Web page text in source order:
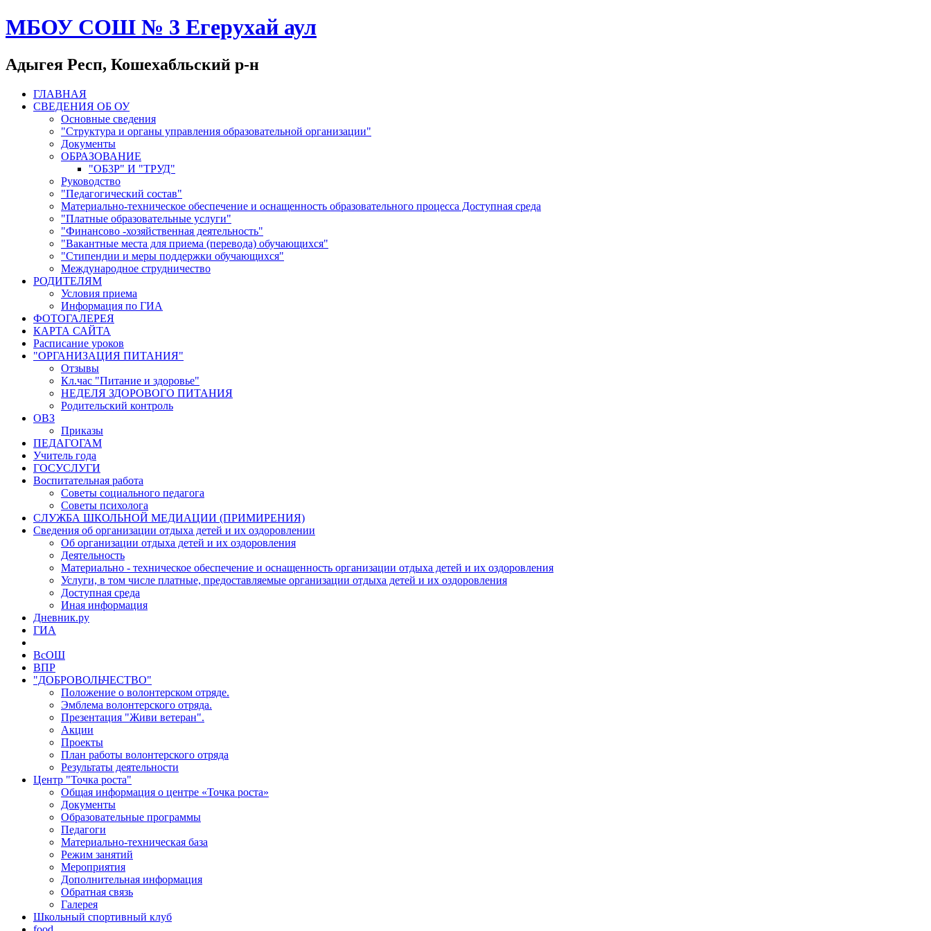
МБОУ СОШ № 3 Егерухай аул
Адыгея Респ, Кошехабльский р-н
ГЛАВНАЯ
СВЕДЕНИЯ ОБ ОУ
Основные сведения
"Структура и органы управления образовательной организации"
Документы
ОБРАЗОВАНИЕ
"ОБ3Р" И "ТРУД"
Руководство
"Педагогический состав"
Материально-техническое обеспечение и оснащенность образовательного процесса Доступная среда
"Платные образовательные услуги"
"Финансово -хозяйственная деятельность"
"Вакантные места для приема (перевода) обучающихся"
"Стипендии и меры поддержки обучающихся"
Международное струдничество
РОДИТЕЛЯМ
Условия приема
Информация по ГИА
ФОТОГАЛЕРЕЯ
КАРТА САЙТА
Расписание уроков
"ОРГАНИЗАЦИЯ ПИТАНИЯ"
Отзывы
Кл.час "Питание и здоровье"
НЕДЕЛЯ ЗДОРОВОГО ПИТАНИЯ
Родительский контроль
ОВЗ
Приказы
ПЕДАГОГАМ
Учитель года
ГОСУСЛУГИ
Воспитательная работа
Советы социального педагога
Советы психолога
СЛУЖБА ШКОЛЬНОЙ МЕДИАЦИИ (ПРИМИРЕНИЯ)
Сведения об организации отдыха детей и их оздоровлении
Об организации отдыха детей и их оздоровления
Деятельность
Материально - техническое обеспечение и оснащенность организации отдыха детей и их оздоровления
Услуги, в том числе платные, предоставляемые организации отдыха детей и их оздоровления
Доступная среда
Иная информация
Дневник.ру
ГИА
ВсОШ
ВПР
"ДОБРОВОЛЬЧЕСТВО"
Положение о волонтерском отряде.
Эмблема волонтерского отряда.
Презентация "Живи ветеран".
Акции
Проекты
План работы волонтерского отряда
Результаты деятельности
Центр "Точка роста"
Общая информация о центре «Точка роста»
Документы
Образовательные программы
Педагоги
Материально-техническая база
Режим занятий
Мероприятия
Дополнительная информация
Обратная связь
Галерея
Школьный спортивный клуб